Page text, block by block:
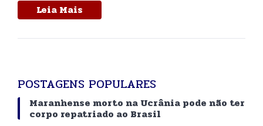
Leia Mais
POSTAGENS POPULARES
Maranhense morto na Ucrânia pode não ter
corpo repatriado ao Brasil